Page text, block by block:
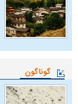
گوناگون